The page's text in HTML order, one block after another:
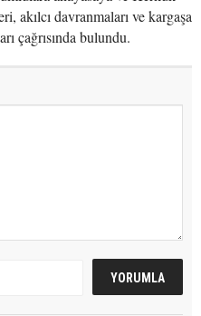
akılcı davranmaları ve kargaşa
çağrısında bulundu.